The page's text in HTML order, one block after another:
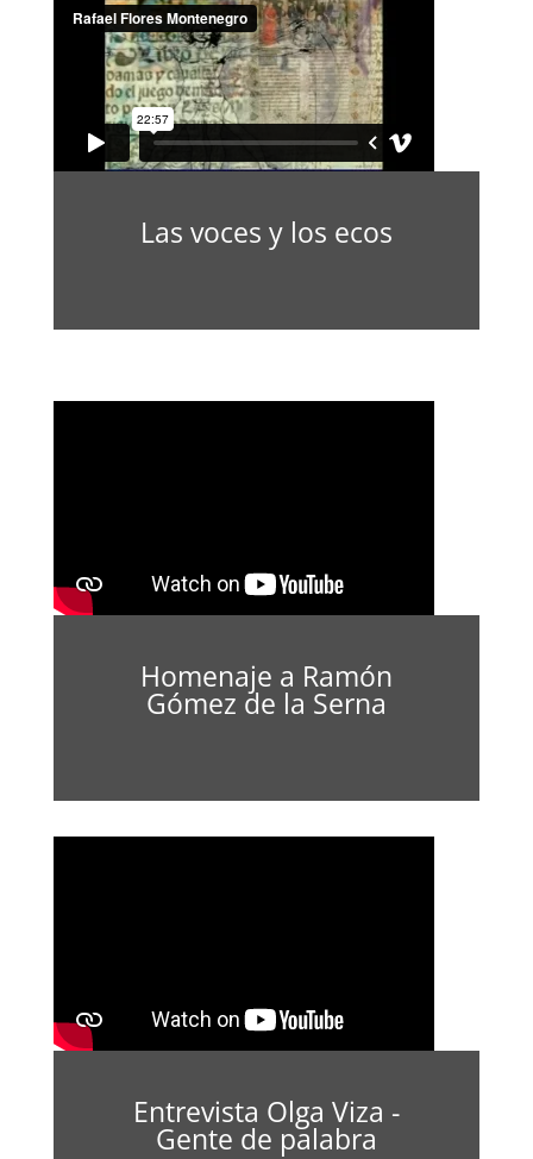
Las voces y los ecos
Homenaje a Ramón
Gómez de la Serna
Entrevista Olga Viza -
Gente de palabra